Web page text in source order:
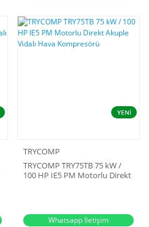
YENİ
TRYCOMP
TRYCOMP TRY75TB 75 kW /
100 HP IE5 PM Motorlu Direkt
Whatsapp İletişim